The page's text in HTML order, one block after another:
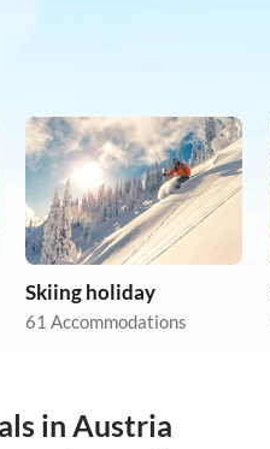
Skiing holiday
61 Accommodations
in Austria